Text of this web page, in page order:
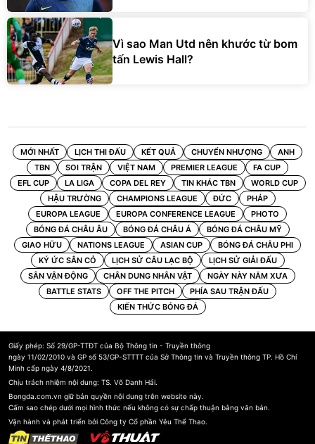
Vì sao Man Utd nên khước từ bom
tấn Lewis Hall?
MỚI NHẤT LỊCH THI ĐẤU KẾT QUẢ CHUYỂN NHƯỢNG
ANH
TBN
SOI TRẬN VIỆT NAM PREMIER LEAGUE
FA CUP
EFL CUP
LA LIGA COPA DEL REY TIN KHÁC TBN
WORLD CUP
HẬU TRƯỜNG
CHAMPIONS LEAGUE ĐỨC
PHÁP
EUROPA LEAGUE
EUROPA CONFERENCE LEAGUE
PHOTO
BÓNG ĐÁ CHÂU ÂU
BÓNG ĐÁ CHÂU Á
BÓNG ĐÁ CHÂU MỸ
GIAO HỮU
NATIONS LEAGUE ASIAN CUP
BÓNG ĐÁ CHÂU PHI
KÝ ỨC SÂN CỎ
LỊCH SỬ CÂU LẠC BỘ
LỊCH SỬ GIẢI ĐẤU
SÂN VẬN ĐỘNG
CHÂN DUNG NHÂN VẬT
NGÀY NÀY NĂM XƯA
BATTLE STATS
OFF THE PITCH
PHÍA SAU TRẬN ĐẤU
KIẾN THỨC BÓNG ĐÁ
Giấy phép: Số 29/GP-TTĐT của Bộ Thông tin - Truyền thông
ngày 11/02/2010 và GP số 53/GP-STTTT của Sở Thông tin và Truyền thông TP. Hồ Chí
Minh cấp ngày 4/8/2021.
Chịu trách nhiệm nội dung: TS. Võ Danh Hải.
Bongda.com.vn giữ bản quyền nội dung trên website này.
Cấm sao chép dưới mọi hình thức nếu không có sự chấp thuận bằng văn bản.
Vận hành và phát triển bởi Công ty Cổ phần Yêu Thể Thao.